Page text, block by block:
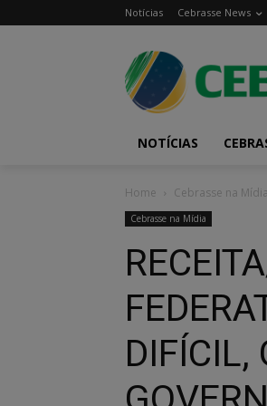
Notícias Cebrasse News
NOTÍCIAS
Home Cebrasse na Mídia
Cebrasse na Mídia
DIFÍCIL,